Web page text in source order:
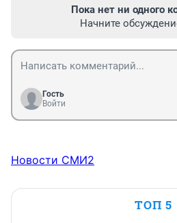
Пока нет ни одного
Начните
Гость
Войти
Новости СМИ2
ТОП 5